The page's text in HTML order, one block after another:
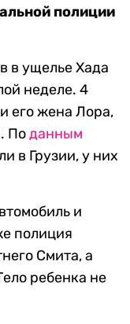
полиции
в ущелье Хада
неделе. 4
его жена Лора,
Поданным
в Грузии, у них
и
полиция
Смита, а
ребенка не